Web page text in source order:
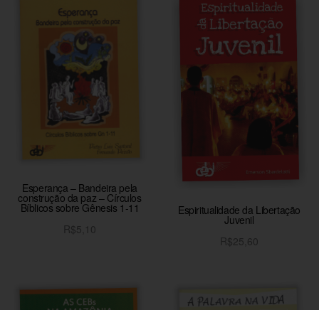
Esperança – Bandeira pela
construção da paz – Círculos
Bíblicos sobre Gênesis 1-11
R$5,10
Espiritualidade da Libertação
Juvenil
R$25,60